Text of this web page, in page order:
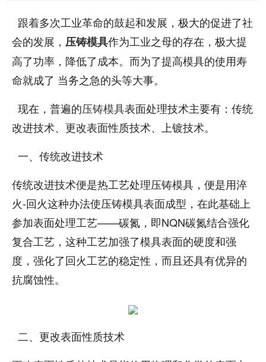
跟着多次工业革命的鼓起和发展，极大的促进了社
会的发展， 压铸模具作为工业之母的存在，极大提
高了功率，降低了成本。而为了提高模具的使用寿
命就成了 当务之急的头等大事。
现在，普遍的压铸模具表面处理技术主要有：传统
改进技术、更改表面性质技术、上镀技术。
一、传统改进技术
传统改进技术便是热工艺处理压铸模具，便是用淬
火-回火这种办法使压铸模具表面成型，在此基础上
参加表面处理工艺——碳氮，即NQN碳氮结合强化
复合工艺，这种工艺加强了模具表面的硬度和强
度，强化了回火工艺的稳定性，而且还具有优异的
抗腐蚀性。
二、更改表面性质技术